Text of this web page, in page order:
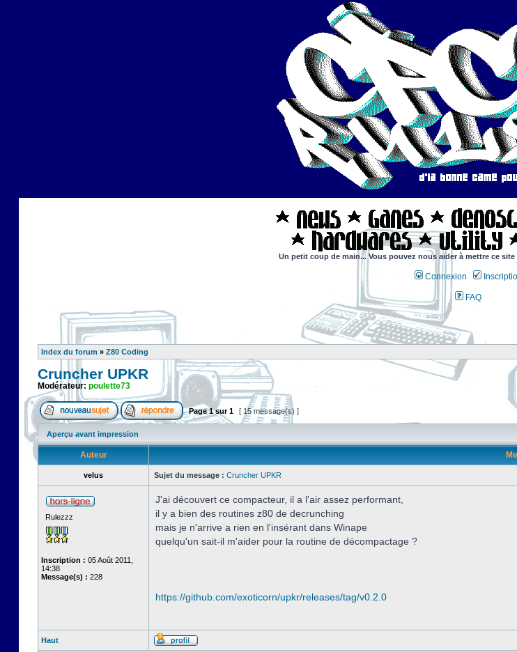
Un petit coup de main... Vous pouvez nous aider à mettre ce
Connexion
FAQ
Index du forum » Z80 Coding
Cruncher UPKR
Modérateur: poulette73
Page1sur1 [ 15 message(s) ]
Aperçu avant impression
Auteur
velus Sujet du message : Cruncher UPKR
Rulezzz
Inscription : 05 Août 2011,
14:38
Message(s) : 228
J'ai découvert ce compacteur, il a l'air assez performant,
il y a bien des routines z80 de decrunching
mais je n'arrive a rien en l'insérant dans Winape
quelqu'un sait-il m'aider pour la routine de décompactage ?
https://github.com/exoticorn/upkr/releases/tag/v0.2.0
Haut